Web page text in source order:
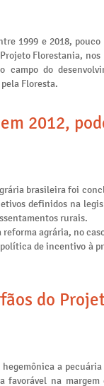
1999 e 2018,
Florestania, nos
campo do
Floresta.
2012,
brasileira foi
definidos na
rurais.
agrária, no
de incentivo à
do
a
favorável na